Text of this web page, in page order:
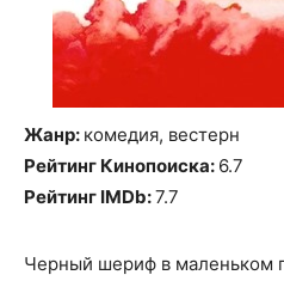
Жанр: комедия, вестерн
Рейтинг Кинопоиска: 6.7
Рейтинг IMDb:7.7
Черный шериф в маленьком